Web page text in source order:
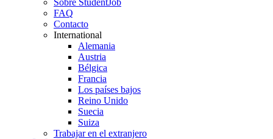
Sobre StudentJob
FAQ
Contacto
International
Alemania
Austria
Bélgica
Francia
Los países bajos
Reino Unido
Suecia
Suiza
Trabajar en el extranjero